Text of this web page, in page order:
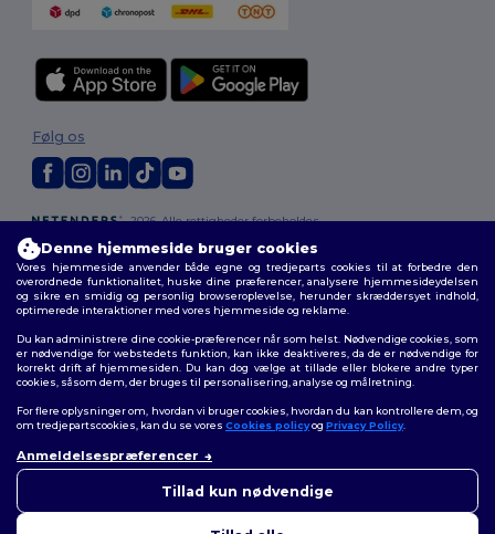
2026. Alle rettigheder forbeholdes
Vilkår og Betingelser |Tilpasset politik | Fortrolighedspolitik
cookies
Sitemap
Følg os
Denne hjemmeside bruger cookies
Vores hjemmeside anvender både egne og tredjeparts cookies til at forbedre den
overordnede funktionalitet, huske dine præferencer, analysere hjemmesideydelsen
og sikre en smidig og personlig browseroplevelse, herunder skræddersyet indhold,
optimerede interaktioner med vores hjemmeside og reklame.
Du kan administrere dine cookie-præferencer når som helst. Nødvendige cookies, som
er nødvendige for webstedets funktion, kan ikke deaktiveres, da de er nødvendige for
korrekt drift af hjemmesiden. Du kan dog vælge at tillade eller blokere andre typer
cookies, såsom dem, der bruges til personalisering, analyse og målretning.
For flere oplysninger om, hvordan vi bruger cookies, hvordan du kan kontrollere dem, og
om tredjepartscookies, kan du se vores Cookies policyog Privacy Policy.
Anmeldelsespræferencer
Tillad kun nødvendige
bekymringer, kan du kontakte